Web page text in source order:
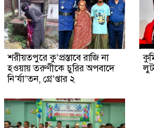
শরীয়তপুরে কু’প্রস্তাবে রাজি না
হওয়ায় তরুণীকে চুরির অপবাদে
নি’র্যা’তন, গ্রে’প্তার ২